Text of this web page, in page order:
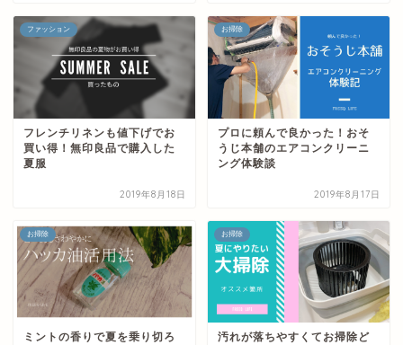
ファッション
フレンチリネンも値下げでお
買い得！無印良品で購入した
夏服
2019年8月18日
お掃除
プロに頼んで良かった！おそ
うじ本舗のエアコンクリーニ
ング体験談
2019年8月17日
お掃除
ミントの香りで夏を乗り切ろ
お掃除
汚れが落ちやすくてお掃除ど